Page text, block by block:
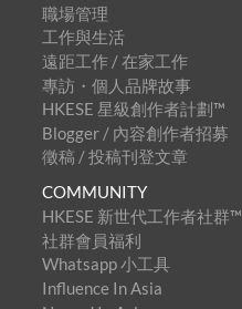
職場管理
工作與生活
遠距工作 / 在家工作
專訪・個人品牌故事
HKESE 星級創作者計劃™
Blogger / 內容創作者招募
徵稿 / 投稿刊登文章
COMMUNITY
HKESE 新世代工作者社群™
社群會員福利
Whatsapp 小工具
Influence In Asia